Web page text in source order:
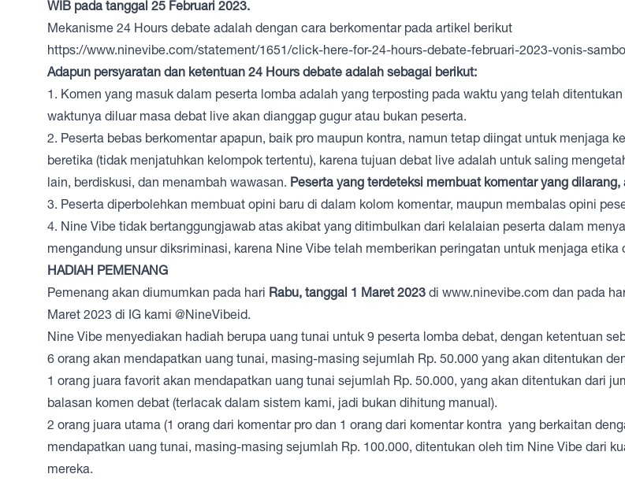
WIB pada tanggal 25 Februari 2023.
Mekanisme 24 Hours debate adalah dengan cara berkomentar pada artikel berikut
https://www.ninevibe.com/statement/1651/click-here-for-24-hours-debate-februari-2023-vonis-
Adapun persyaratan dan ketentuan 24 Hours debate adalah sebagai berikut:
1. Komen yang masuk dalam peserta lomba adalah yang terposting pada waktu yang telah
waktunya diluar masa debat live akan dianggap gugur atau bukan peserta.
2. Peserta bebas berkomentar apapun, baik pro maupun kontra, namun tetap diingat untuk menjaga
beretika (tidak menjatuhkan kelompok tertentu), karena tujuan debat live adalah untuk saling
lain, berdiskusi, dan menambah wawasan. Peserta yang terdeteksi membuat komentar yang
3. Peserta diperbolehkan membuat opini baru di dalam kolom komentar, maupun membalas opini
4. Nine Vibe tidak bertanggungjawab atas akibat yang ditimbulkan dari kelalaian peserta dalam
mengandung unsur diksriminasi, karena Nine Vibe telah memberikan peringatan untuk menjaga etika
HADIAH PEMENANG
Pemenang akan diumumkan pada hari Rabu, tanggal 1 Maret 2023 di www.ninevibe.com dan pada
Maret 2023 di IG kami @NineVibeid.
Nine Vibe menyediakan hadiah berupa uang tunai untuk 9 peserta lomba debat, dengan ketentuan
6 orang akan mendapatkan uang tunai, masing-masing sejumlah Rp. 50.000 yang akan ditentukan
1 orang juara favorit akan mendapatkan uang tunai sejumlah Rp. 50.000, yang akan ditentukan dari
balasan komen debat (terlacak dalam sistem kami, jadi bukan dihitung manual).
2 orang juara utama (1 orang dari komentar pro dan 1 orang dari komentar kontra yang berkaitan
mendapatkan uang tunai, masing-masing sejumlah Rp. 100.000, ditentukan oleh tim Nine Vibe dari
mereka.